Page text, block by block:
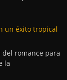
un éxito tropical
romance para
la